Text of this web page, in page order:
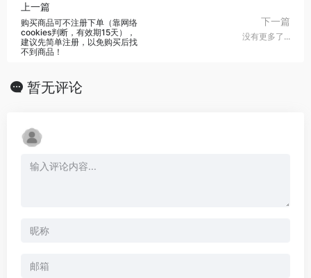
上一篇
购买商品可不注册下单（靠网络
cookies判断，有效期15天），
建议先简单注册，以免购买后找
不到商品！
下一篇
没有更多了...
暂无评论